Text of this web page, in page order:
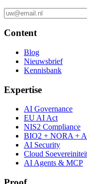
Content
Blog
Nieuwsbrief
Kennisbank
Expertise
AI Governance
EU AI Act
NIS2 Compliance
BIO2 + NORA +
AI Security
Cloud
AI Agents & MCP